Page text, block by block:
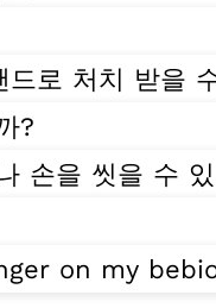
로 처치 받을
?
손을 씻을 수
on my